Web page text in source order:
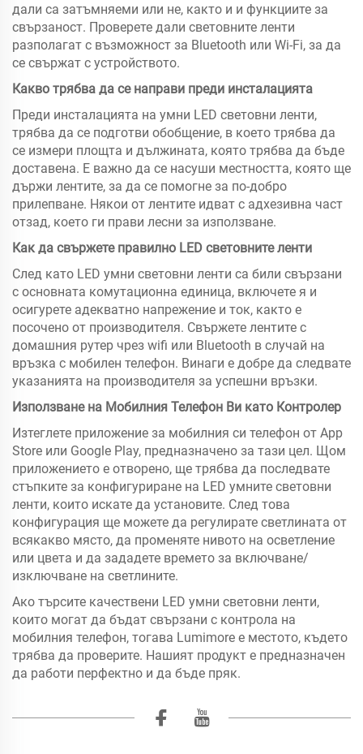
дали са затъмняеми или не, както и и функциите за
свързаност. Проверете дали световните ленти
разполагат с възможност за Bluetooth или Wi-Fi, за да
се свържат с устройството.
Какво трябва да се направи преди инсталацията
Преди инсталацията на умни LED световни ленти,
трябва да се подготви обобщение, в което трябва да
се измери площта и дължината, която трябва да бъде
доставена. Е важно да се насуши местността, която ще
държи лентите, за да се помогне за по-добро
прилепване. Някои от лентите идват с адхезивна част
отзад, което ги прави лесни за използване.
Как да свържете правилно LED световните ленти
След като LED умни световни ленти са били свързани
с основната комутационна единица, включете я и
осигурете адекватно напрежение и ток, както е
посочено от производителя. Свържете лентите с
домашния рутер чрез wifi или Bluetooth в случай на
връзка с мобилен телефон. Винаги е добре да следвате
указанията на производителя за успешни връзки.
Използване на Мобилния Телефон Ви като Контролер
Изтеглете приложение за мобилния си телефон от App
Store или Google Play, предназначено за тази цел. Щом
приложението е отворено, ще трябва да последвате
стъпките за конфигуриране на LED умните световни
ленти, които искате да установите. След това
конфигурация ще можете да регулирате светлината от
всякакво място, да променяте нивото на осветление
или цвета и да зададете времето за включване/
изключване на светлините.
Ако търсите качествени LED умни световни ленти,
които могат да бъдат свързани с контрола на
мобилния телефон, тогава Lumimore е местото, където
трябва да проверите. Нашият продукт е предназначен
да работи перфектно и да бъде пряк.